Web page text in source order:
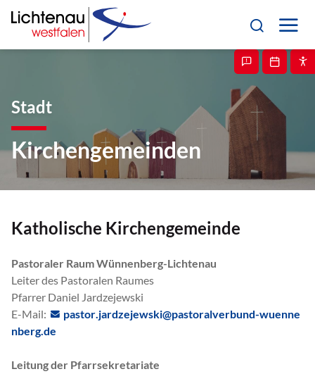
Stadt
Kirchengemeinden
Katholische Kirchengemeinde
Pastoraler Raum Wünnenberg-Lichtenau
Leiter des Pastoralen Raumes
Pfarrer Daniel Jardzejewski
E-Mail:
p st r j rdz j wsk p st r lv rb nd-w
nn
nb rg d
Leitung der Pfarrsekretariate